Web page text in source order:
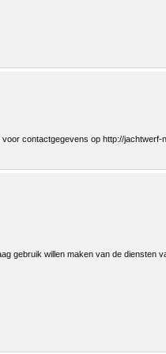
contactgegevens op http://jachtwerf-
gebruik willen maken van de diensten